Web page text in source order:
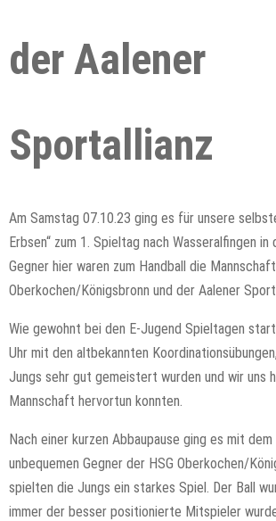
der Aalener
Sportallianz
Am Samstag 07.10.23 ging es für unsere
Erbsen“ zum 1. Spieltag nach Wasseralfingen in
Gegner hier waren zum Handball die
Oberkochen/Königsbronn und der Aalener
Wie gewohnt bei den E-Jugend Spieltagen
Uhr mit den altbekannten
Jungs sehr gut gemeistert wurden und wir uns
Mannschaft hervortun konnten.
Nach einer kurzen Abbaupause ging es mit
unbequemen Gegner der HSG Oberkochen/
spielten die Jungs ein starkes Spiel. Der Ball
immer der besser positionierte Mitspieler